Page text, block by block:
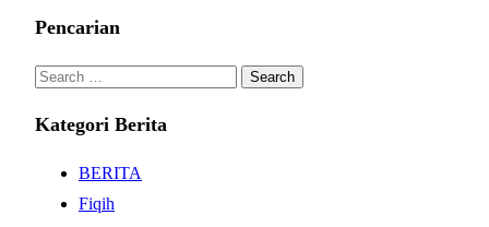
Pencarian
Search
Kategori Berita
BERITA
Fiqih